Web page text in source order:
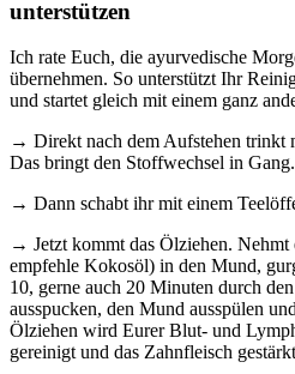
unterstützen
Ich rate Euch, die ayurvedische
übernehmen. So unterstützt Ihr
und startet gleich mit einem ganz
→ Direkt nach dem Aufstehen trinkt
Das bringt den Stoffwechsel in Gang.
→ Dann schabt ihr mit einem
→ Jetzt kommt das Ölziehen.
empfehle Kokosöl) in den Mund,
10, gerne auch 20 Minuten durch
ausspucken, den Mund ausspülen
Ölziehen wird Eurer Blut- und
gereinigt und das Zahnfleisch